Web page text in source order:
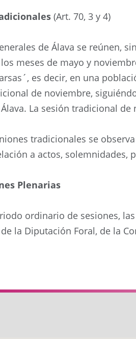
(Art. 70, 3 y 4)
de Álava se reúnen,
meses de mayo y
es decir, en una
de noviembre,
La sesión tradicional
tradicionales se
a actos,
Plenarias
ordinario de sesiones,
la Diputación Foral, de la